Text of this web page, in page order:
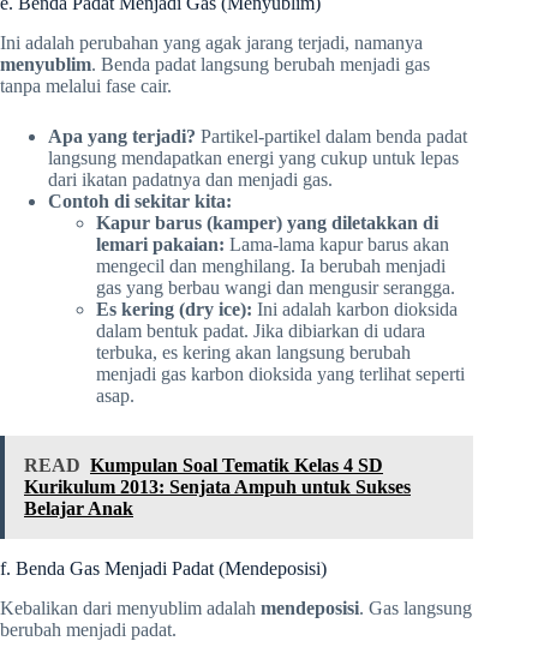
Ini adalah perubahan yang agak jarang terjadi, namanya
menyublim. Benda padat langsung berubah menjadi gas
tanpa melalui fase cair.
Apa yang terjadi? Partikel-partikel dalam benda padat
langsung mendapatkan energi yang cukup untuk lepas
dari ikatan padatnya dan menjadi gas.
Contoh di sekitar kita:
Kapur barus (kamper) yang diletakkan di
lemari pakaian: Lama-lama kapur barus akan
mengecil dan menghilang. Ia berubah menjadi
gas yang berbau wangi dan mengusir serangga.
Es kering (dry ice): Ini adalah karbon dioksida
dalam bentuk padat. Jika dibiarkan di udara
terbuka, es kering akan langsung berubah
menjadi gas karbon dioksida yang terlihat seperti
asap.
READ Kumpulan Soal Tematik Kelas 4 SD
Kurikulum 2013: Senjata Ampuh untuk Sukses
Belajar Anak
f. Benda Gas Menjadi Padat (Mendeposisi)
Kebalikan dari menyublim adalah mendeposisi. Gas langsung
berubah menjadi padat.